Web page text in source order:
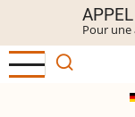
contenu
principal
Pour